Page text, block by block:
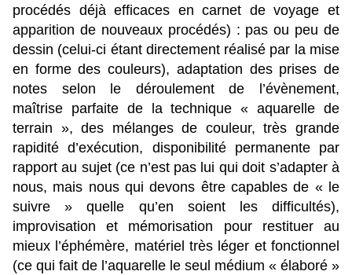
procédés déjà efficaces en carnet de voyage et
apparition de nouveaux procédés) : pas ou peu de
dessin (celui-ci étant directement réalisé par la mise
en forme des couleurs), adaptation des prises de
notes selon le déroulement de l’évènement,
maîtrise parfaite de la technique « aquarelle de
terrain », des mélanges de couleur, très grande
rapidité d’exécution, disponibilité permanente par
rapport au sujet (ce n’est pas lui qui doit s’adapter à
nous, mais nous qui devons être capables de « le
suivre » quelle qu’en soient les difficultés),
improvisation et mémorisation pour restituer au
mieux l’éphémère, matériel très léger et fonctionnel
(ce qui fait de l’aquarelle le seul médium « élaboré »